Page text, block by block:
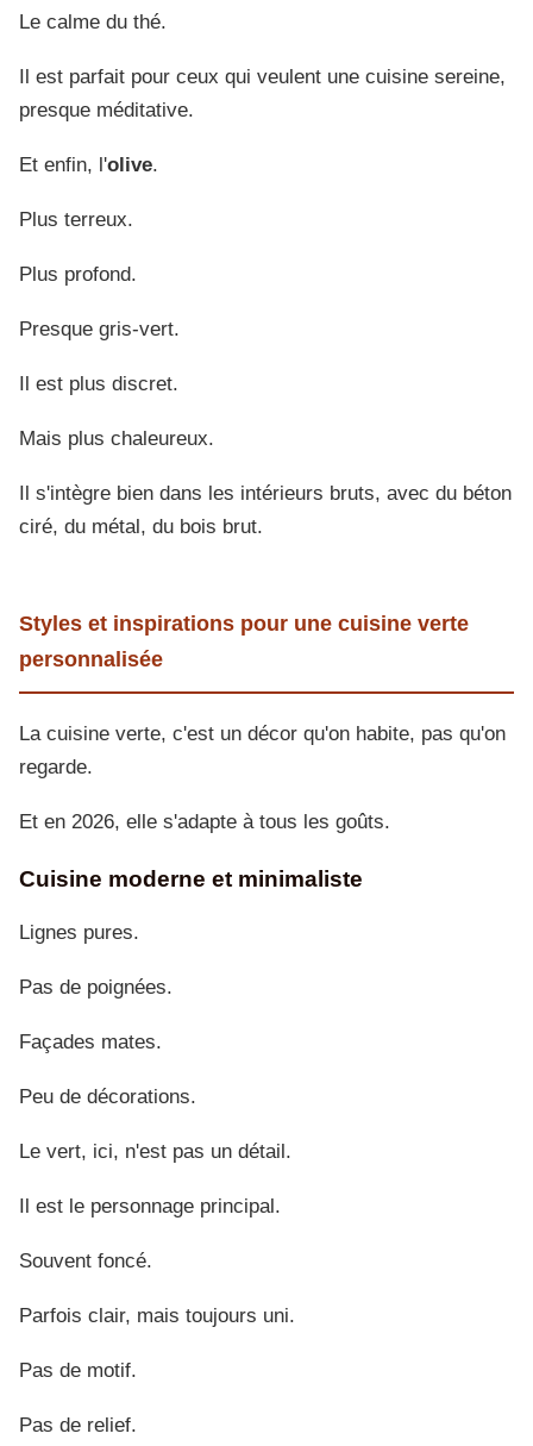
Le calme du thé.
Il est parfait pour ceux qui veulent une cuisine sereine,
presque méditative.
Et enfin, l'olive.
Plus terreux.
Plus profond.
Presque gris-vert.
Il est plus discret.
Mais plus chaleureux.
Il s'intègre bien dans les intérieurs bruts, avec du béton
ciré, du métal, du bois brut.
Styles et inspirations pour une cuisine verte
personnalisée
La cuisine verte, c'est un décor qu'on habite, pas qu'on
regarde.
Et en 2026, elle s'adapte à tous les goûts.
Cuisine moderne et minimaliste
Lignes pures.
Pas de poignées.
Façades mates.
Peu de décorations.
Le vert, ici, n'est pas un détail.
Il est le personnage principal.
Souvent foncé.
Parfois clair, mais toujours uni.
Pas de motif.
Pas de relief.